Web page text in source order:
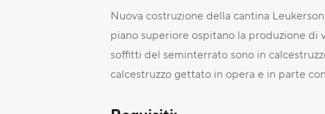
Nuova costruzione della cantina
piano superiore ospitano la produzione di
soffitti del seminterrato sono in
calcestruzzo gettato in opera e in parte